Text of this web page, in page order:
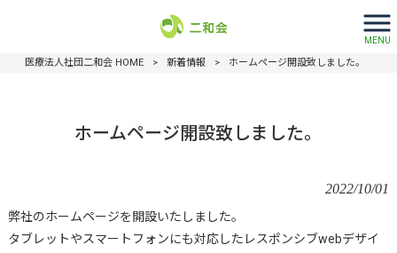
MENU
医療法人社団二和会 HOME > 新着情報 > ホームページ開設致しました。
ホームページ開設致しました。
2022/10/01
弊社のホームページを開設いたしました。
タブレットやスマートフォンにも対応したレスポンシブwebデザイ